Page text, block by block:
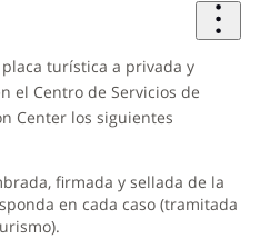
turística a privada y
el Centro de Servicios de
Center los siguientes
firmada y sellada de la
en cada caso (tramitada